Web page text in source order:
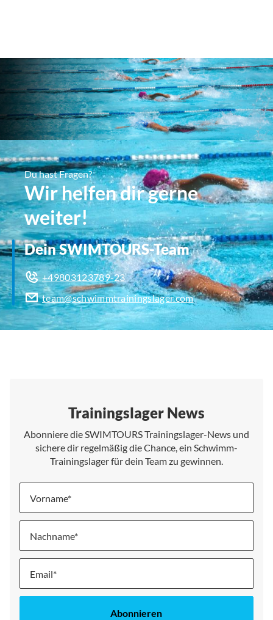
Du hast Fragen?
Wir helfen dir gerne
weiter!
Dein SWIMTOURS-Team
+49803123789-23
team@schwimmtrainingslager.com
Trainingslager News
Abonniere die SWIMTOURS Trainingslager-News und
sichere dir regelmäßig die Chance, ein Schwimm-
Trainingslager für dein Team zu gewinnen.
Vorname
Nachname
Melde
für
Abonnieren